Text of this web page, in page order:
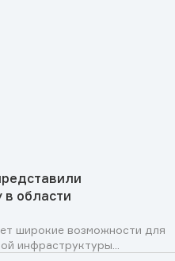
в области
широкие возможности для
инфраструктуры...